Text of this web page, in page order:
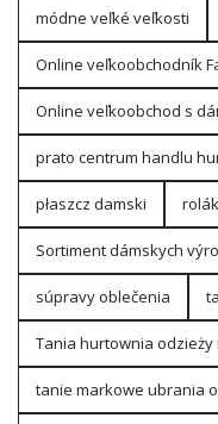
módne veľké veľkosti
Online veľkoobchodník
Online veľkoobchod s
prato centrum handlu
płaszcz damski
Sortiment dámskych
súpravy oblečenia
Tania hurtownia odzieży
tanie markowe ubrania